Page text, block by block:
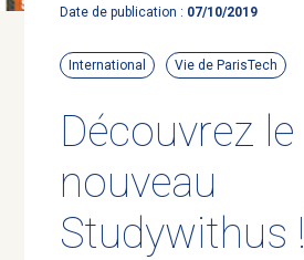
Date de publication : 07/10/2019
International Vie de ParisTech
Découvrez le
nouveau
Studywithus !